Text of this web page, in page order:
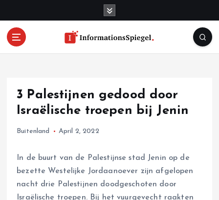
3 Palestijnen gedood door
Israëlische troepen bij Jenin
Buitenland April 2, 2022
In de buurt van de Palestijnse stad Jenin op de
bezette Westelijke Jordaanoever zijn afgelopen
nacht drie Palestijnen doodgeschoten door
Israëlische troepen. Bij het vuurgevecht raakten